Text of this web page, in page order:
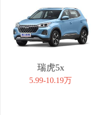
瑞虎5x
5.99-10.19万